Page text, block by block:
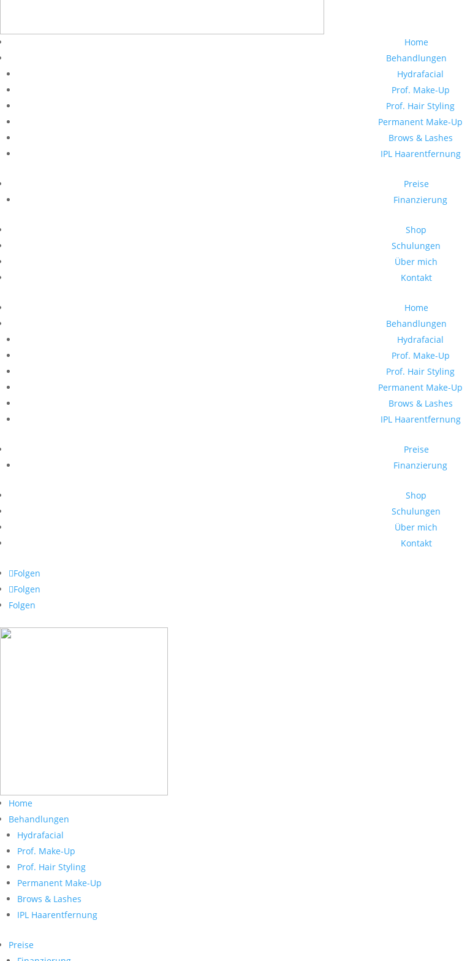
Home
Behandlungen
Hydrafacial
Prof. Make-Up
Prof. Hair Styling
Permanent Make-Up
Brows & Lashes
IPL Haarentfernung
Preise
Finanzierung
Shop
Schulungen
Über mich
Kontakt
Home
Behandlungen
Hydrafacial
Prof. Make-Up
Prof. Hair Styling
Permanent Make-Up
Brows & Lashes
IPL Haarentfernung
Preise
Finanzierung
Shop
Schulungen
Über mich
Kontakt
Folgen
Folgen
Folgen
Home
Behandlungen
Hydrafacial
Prof. Make-Up
Prof. Hair Styling
Permanent Make-Up
Brows & Lashes
IPL Haarentfernung
Preise